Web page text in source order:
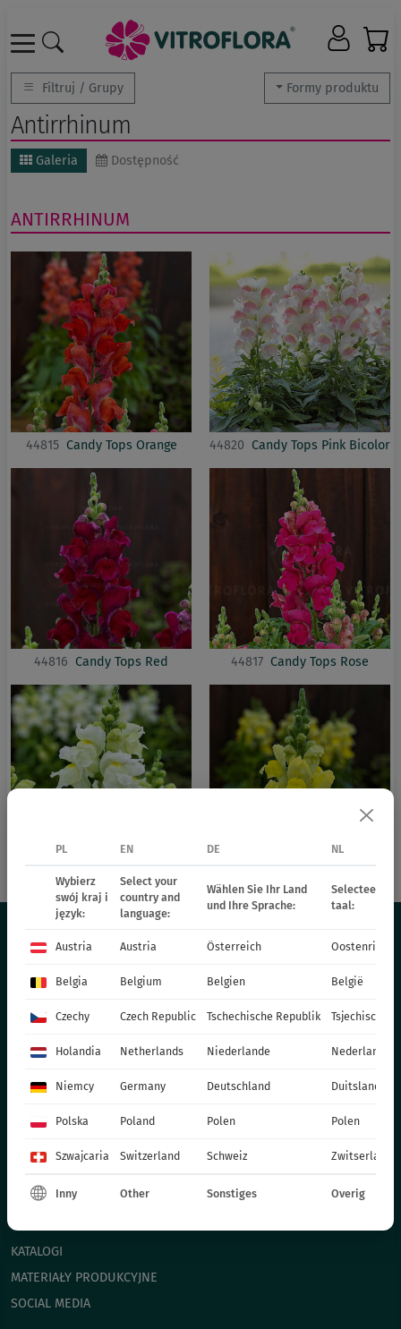
Formy produktu
Filtruj / Grupy
Antirrhinum
Galeria Dostępność
ANTIRRHINUM
44815 Candy Tops Orange 44820 Candy Tops Pink Bicolor
44816 Candy Tops Red 44817 Candy Tops Rose
44818 Candy Tops White
OFERTA
BYLINY
TRAWY
ROŚLINY JEDNOROCZNE - WIOSENNE
ROŚLINY DONICZKOWE
CHRYZANTEMY
ROŚLINY DWULETNIE
NAWOZY
KATALOGI
MATERIAŁY PRODUKCYJNE
SOCIAL MEDIA
PL EN DE NL
Wybierz
swój kraj i
język:
Select your
country and
language:
Wählen Sie Ihr Land
und Ihre Sprache:
Selecteer uw
taal:
Austria Austria Österreich Oostenrijk
Belgia Belgium Belgien België
Czechy Czech Republic Tschechische Republik Tsjechische
Holandia Netherlands Niederlande Nederland
Niemcy Germany Deutschland Duitsland
Polska Poland Polen Polen
Szwajcaria Switzerland Schweiz Zwitserland
Inny Other Sonstiges Overig